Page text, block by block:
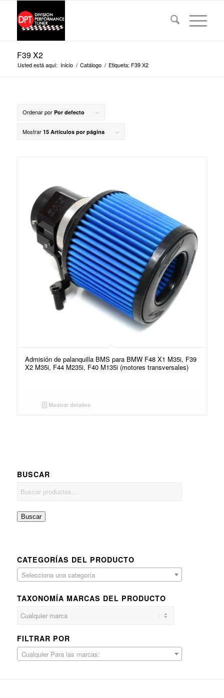
F39 X2
Usted está aquí: Inicio / Catálogo / Etiqueta: F39 X2
Ordenar por Por defecto
Mostrar 15 Artículos por página
Admisión de palanquilla BMS para BMW F48 X1 M35i, F39
X2 M35i, F44 M235i, F40 M135i (motores transversales)
Mostrar detalles
BUSCAR
Buscar
CATEGORÍAS DEL PRODUCTO
Selecciona una categoría
TAXONOMÍA MARCAS DEL PRODUCTO
FILTRAR POR
Cualquier Para las marcas: